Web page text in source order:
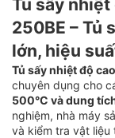
Tủ sấy
250BE – Tủ
lớn, hiệu
Tủ sấy nhiệt độ
chuyên dụng cho
500°C và dung
nghiệm, nhà máy
và kiểm tra vật liệu